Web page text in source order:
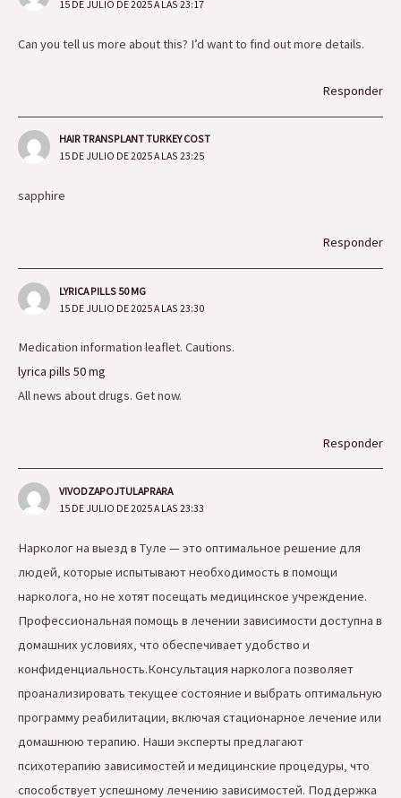
15 DE JULIO DE 2025 A LAS 23:17
Can you tell us more about this? I’d want to find out more details.
Responder
HAIR TRANSPLANT TURKEY COST
15 DE JULIO DE 2025 A LAS 23:25
sapphire
Responder
LYRICA PILLS 50 MG
15 DE JULIO DE 2025 A LAS 23:30
Medication information leaflet. Cautions.
lyrica pills 50 mg
All news about drugs. Get now.
Responder
VIVODZAPOJTULAPRARA
15 DE JULIO DE 2025 A LAS 23:33
Нарколог на выезд в Туле — это оптимальное решение для
людей‚ которые испытывают необходимость в помощи
нарколога‚ но не хотят посещать медицинское учреждение.
Профессиональная помощь в лечении зависимости доступна в
домашних условиях‚ что обеспечивает удобство и
конфиденциальность.Консультация нарколога позволяет
проанализировать текущее состояние и выбрать оптимальную
программу реабилитации‚ включая стационарное лечение или
домашнюю терапию. Наши эксперты предлагают
психотерапию зависимостей и медицинские процедуры‚ что
способствует успешному лечению зависимостей. Поддержка